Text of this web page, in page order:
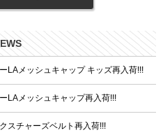
LAメッシュキャップ キッズ再入荷!!!
LAメッシュキャップ再入荷!!!
スチャーズベルト再入荷!!!